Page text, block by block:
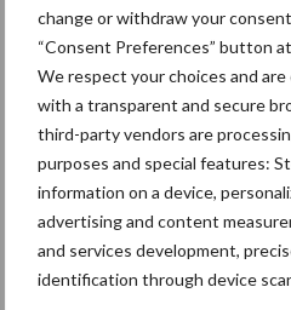
change or withdraw your
“Consent Preferences” button
We respect your choices and
with a transparent and secure
third-party vendors are
purposes and special features:
information on a device,
advertising and content
and services development,
identification through device
droogte en
handel in
7 aug
De
mastitis
6 aug